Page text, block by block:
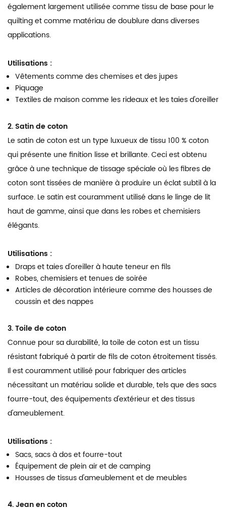
également largement utilisée comme tissu de base pour le
quilting et comme matériau de doublure dans diverses
applications.
Utilisations :
Vêtements comme des chemises et des jupes
Piquage
Textiles de maison comme les rideaux et les taies d'oreiller
2. Satin de coton
Le satin de coton est un type luxueux de tissu 100 % coton
qui présente une finition lisse et brillante. Ceci est obtenu
grâce à une technique de tissage spéciale où les fibres de
coton sont tissées de manière à produire un éclat subtil à la
surface. Le satin est couramment utilisé dans le linge de lit
haut de gamme, ainsi que dans les robes et chemisiers
élégants.
Utilisations :
Draps et taies d'oreiller à haute teneur en fils
Robes, chemisiers et tenues de soirée
Articles de décoration intérieure comme des housses de
coussin et des nappes
3. Toile de coton
Connue pour sa durabilité, la toile de coton est un tissu
résistant fabriqué à partir de fils de coton étroitement tissés.
Il est couramment utilisé pour fabriquer des articles
nécessitant un matériau solide et durable, tels que des sacs
fourre-tout, des équipements d'extérieur et des tissus
d'ameublement.
Utilisations :
Sacs, sacs à dos et fourre-tout
Équipement de plein air et de camping
Housses de tissus d'ameublement et de meubles
4. Jean en coton